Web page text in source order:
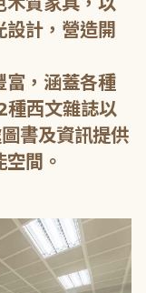
計，營造開
，涵蓋各種
西文雜誌以
書及資訊提供